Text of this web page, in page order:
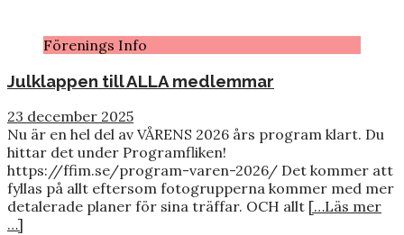
Förenings Info
Julklappen till ALLA medlemmar
23 december 2025
Nu är en hel del av VÅRENS 2026 års program klart. Du
hittar det under Programfliken!
https://ffim.se/program-varen-2026/ Det kommer att
fyllas på allt eftersom fotogrupperna kommer med mer
detalerade planer för sina träffar. OCH allt […Läs mer
…]